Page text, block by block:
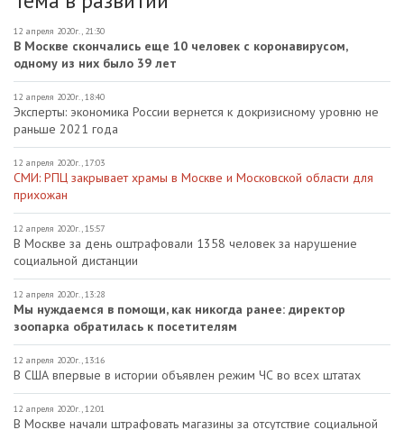
12 апреля 2020г., 21:30
В Москве скончались еще 10 человек с коронавирусом,
одному из них было 39 лет
12 апреля 2020г., 18:40
Эксперты: экономика России вернется к докризисному уровню не
раньше 2021 года
12 апреля 2020г., 17:03
СМИ: РПЦ закрывает храмы в Москве и Московской области для
прихожан
12 апреля 2020г., 15:57
В Москве за день оштрафовали 1358 человек за нарушение
социальной дистанции
12 апреля 2020г., 13:28
Мы нуждаемся в помощи, как никогда ранее: директор
зоопарка обратилась к посетителям
12 апреля 2020г., 13:16
В США впервые в истории объявлен режим ЧС во всех штатах
12 апреля 2020г., 12:01
В Москве начали штрафовать магазины за отсутствие социальной